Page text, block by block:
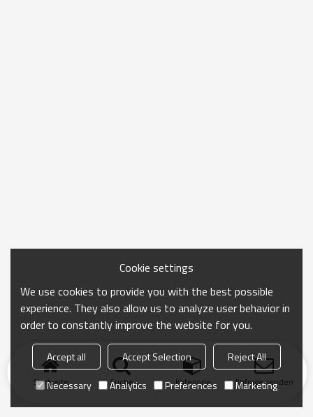
Startseite Suche Kategorie Anfrage senden
Cookie settings
We use cookies to provide you with the best possible
experience. They also allow us to analyze user behavior in
order to constantly improve the website for you.
Accept all Accept Selection
Reject All
Necessary
Analytics Preferences Marketing